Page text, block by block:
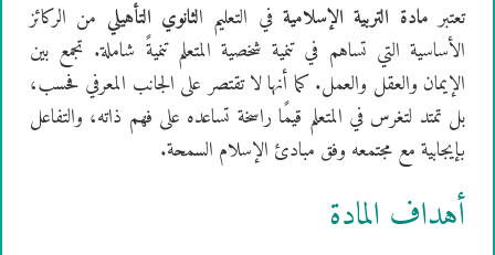
تعتبر مادة التربية الإسلاميةفي التعليم الثانوي التأهيلي من الركائز
الأساسية التي تساهم في تنمية شخصية المتعلم تنميةً شاملة. تجمع بين
الإيمان والعقل والعمل. كما أنها لا تقتصر على الجانب المعرفي فحسب،
بل تمتد لتغرس في المتعلم قيمًا راسخة تساعده على فهم ذاته، والتفاعل
بإيجابية مع مجتمعه وفق مبادئ الإسلام السمحة.
أهداف المادة